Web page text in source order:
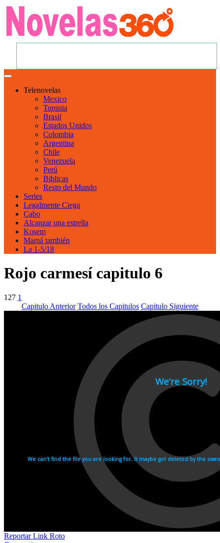
Telenovelas
Mexico
Turquia
Brasil
Estados Unidos
Colombia
Argentina
Chile
Venezuela
Perú
Biblicas
Resto del Mundo
Series
Legalmente Ciega
Cabo
Alcanzar una estrella
Kosem
Mamá también
La 1-5/18
Rojo carmesí capitulo 6
127 1
Capitulo Anterior Todos los Capitulos Capitulo Siguiente
Reportar Link Roto